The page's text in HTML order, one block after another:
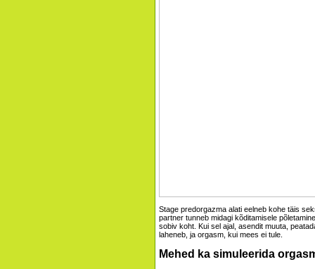
Stage predorgazma alati eelneb kohe täis
partner tunneb midagi kõditamisele
sobiv koht. Kui sel ajal, asendit muuta,
laheneb, ja orgasm, kui mees ei tule.
Mehed ka simuleerida